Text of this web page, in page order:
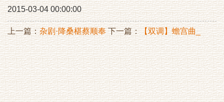
2015-03-04 00:00:00
上一篇：杂剧·降桑椹蔡顺奉
母
下一篇：【双调】蟾宫曲_
题金山寺长